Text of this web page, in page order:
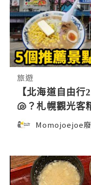
旅遊
【北海道自由
🐚？札幌觀光客
之一：超．熱情
Momojoejoe